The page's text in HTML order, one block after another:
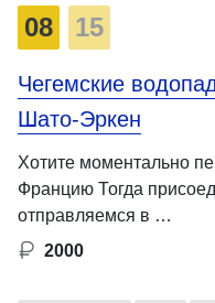
08 15
Чегемские
Шато-Эркен
Хотите моментально
Францию Тогда
отправляемся в …
2000